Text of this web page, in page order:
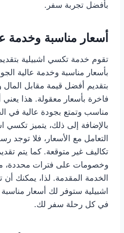
بأفضل تجربة سفر.
أسعار مناسبة وخدمة
تقوم خدمة تكسي اشبيلية
بأسعار مناسبة وخدمة عالية
بتقديم أفضل قيمة مقابل
فاخرة بأسعار معقولة. هذا
مناسب وتمتع بجودة عالية في
بالإضافة إلى ذلك، يتميز تكسي
التعامل مع الأسعار، فلا توجد
تكاليف غير متوقعة. كما يتم
وخصومات على فترات محددة،
الخدمة المقدمة. لذا، يمكنك
اشبيلية ستوفر لك أسعار
في كل رحلة سفر لك.